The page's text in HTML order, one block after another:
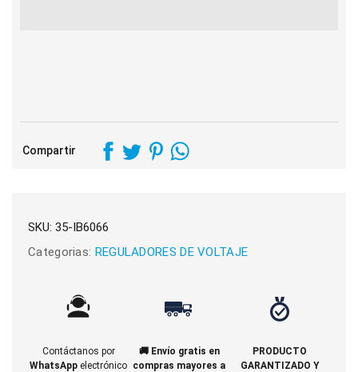
Compartir
SKU: 35-IB6066
Categorias: REGULADORES DE VOLTAJE
Contáctanos por
WhatsApp electrónico
🚚 Envío gratis en
compras mayores a
PRODUCTO
GARANTIZADO Y